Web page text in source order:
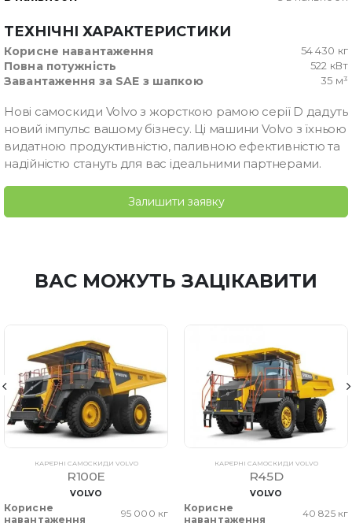
ТЕХНІЧНІ ХАРАКТЕРИСТИКИ
Корисне навантаження 54 430 кг
Повна потужність 522 кВт
Завантаження за SAE з шапкою 35 м³
Нові самоскиди Volvo з жорсткою рамою серії D дадуть
новий імпульс вашому бізнесу. Ці машини Volvo з їхньою
видатною продуктивністю, паливною ефективністю та
надійністю стануть для вас ідеальними партнерами.
Залишити заявку
ВАС МОЖУТЬ ЗАЦІКАВИТИ
КАР'ЄРНІ САМОСКИДИ VOLVO
R100E
VOLVO
Корисне
навантаження
95 000 кг
КАР'ЄРНІ САМОСКИДИ VOLVO
R45D
VOLVO
Корисне
навантаження
40 825 кг